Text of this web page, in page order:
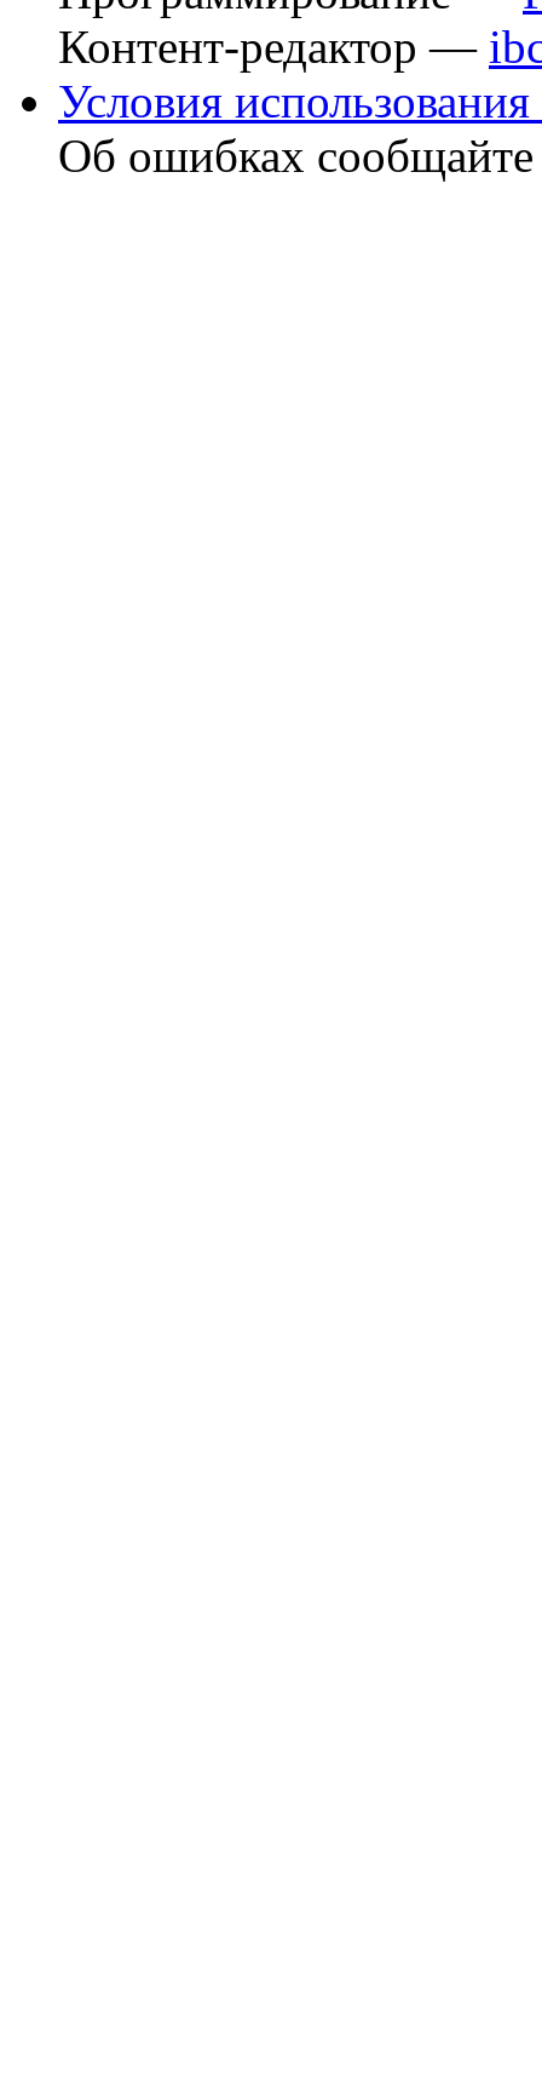
Контент-редактор —
Условия использования
Об ошибках